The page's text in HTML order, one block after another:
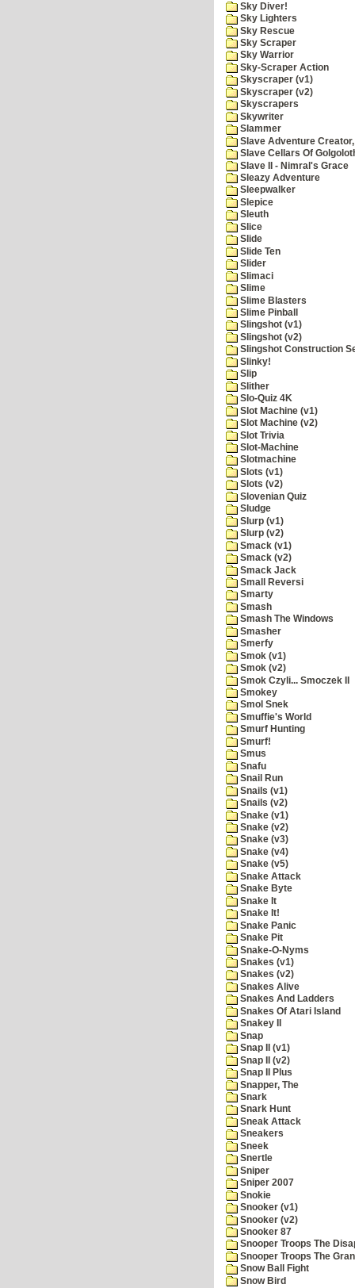
Sky Diver!
Sky Lighters
Sky Rescue
Sky Scraper
Sky Warrior
Sky-Scraper Action
Skyscraper (v1)
Skyscraper (v2)
Skyscrapers
Skywriter
Slammer
Slave Adventure Creator,
Slave Cellars Of
Slave II - Nimral's Grace
Sleazy Adventure
Sleepwalker
Slepice
Sleuth
Slice
Slide
Slide Ten
Slider
Slimaci
Slime
Slime Blasters
Slime Pinball
Slingshot (v1)
Slingshot (v2)
Slingshot Construction
Slinky!
Slip
Slither
Slo-Quiz 4K
Slot Machine (v1)
Slot Machine (v2)
Slot Trivia
Slot-Machine
Slotmachine
Slots (v1)
Slots (v2)
Slovenian Quiz
Sludge
Slurp (v1)
Slurp (v2)
Smack (v1)
Smack (v2)
Smack Jack
Small Reversi
Smarty
Smash
Smash The Windows
Smasher
Smerfy
Smok (v1)
Smok (v2)
Smok Czyli... Smoczek II
Smokey
Smol Snek
Smuffie's World
Smurf Hunting
Smurf!
Smus
Snafu
Snail Run
Snails (v1)
Snails (v2)
Snake (v1)
Snake (v2)
Snake (v3)
Snake (v4)
Snake (v5)
Snake Attack
Snake Byte
Snake It
Snake It!
Snake Panic
Snake Pit
Snake-O-Nyms
Snakes (v1)
Snakes (v2)
Snakes Alive
Snakes And Ladders
Snakes Of Atari Island
Snakey II
Snap
Snap II (v1)
Snap II (v2)
Snap II Plus
Snapper, The
Snark
Snark Hunt
Sneak Attack
Sneakers
Sneek
Snertle
Sniper
Sniper 2007
Snokie
Snooker (v1)
Snooker (v2)
Snooker 87
Snooper Troops The
Snooper Troops The
Snow Ball Fight
Snow Bird